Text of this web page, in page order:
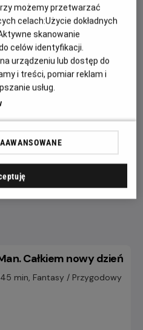
z jakimi kiedykolwiek
Holland, któremu będzie
MJ, jak również Jon
Ruffalo, zapowiadając
z bohaterami znanymi
naszym kinie. Kup bilet
miejsce w sali i
wcześniej
Całkiem nowy dzień
min, Fantasy / Przygodowy
możemy przetwarzać
celach:Użycie dokładnych
skanowanie
celów identyfikacji.
urządzeniu lub dostęp do
i treści, pomiar reklam i
usług.